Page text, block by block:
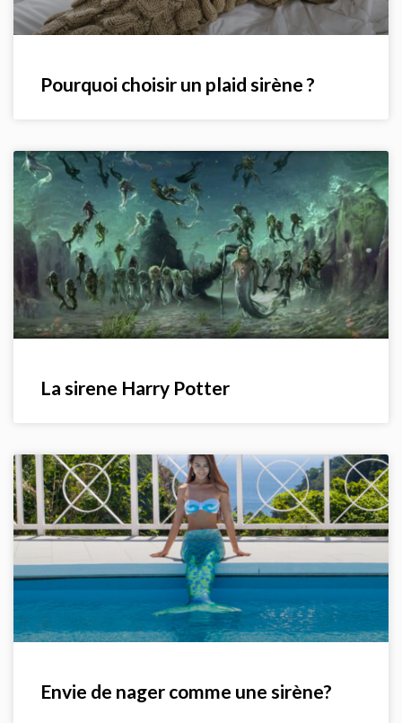
Pourquoi choisir un plaid sirène ?
La sirene Harry Potter
Envie de nager comme une sirène?